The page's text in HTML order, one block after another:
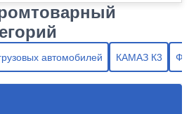
автомобилей КАМАЗ К3